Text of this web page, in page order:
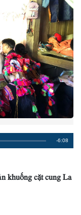
Remaining
-6:08
khuống cặt cung La